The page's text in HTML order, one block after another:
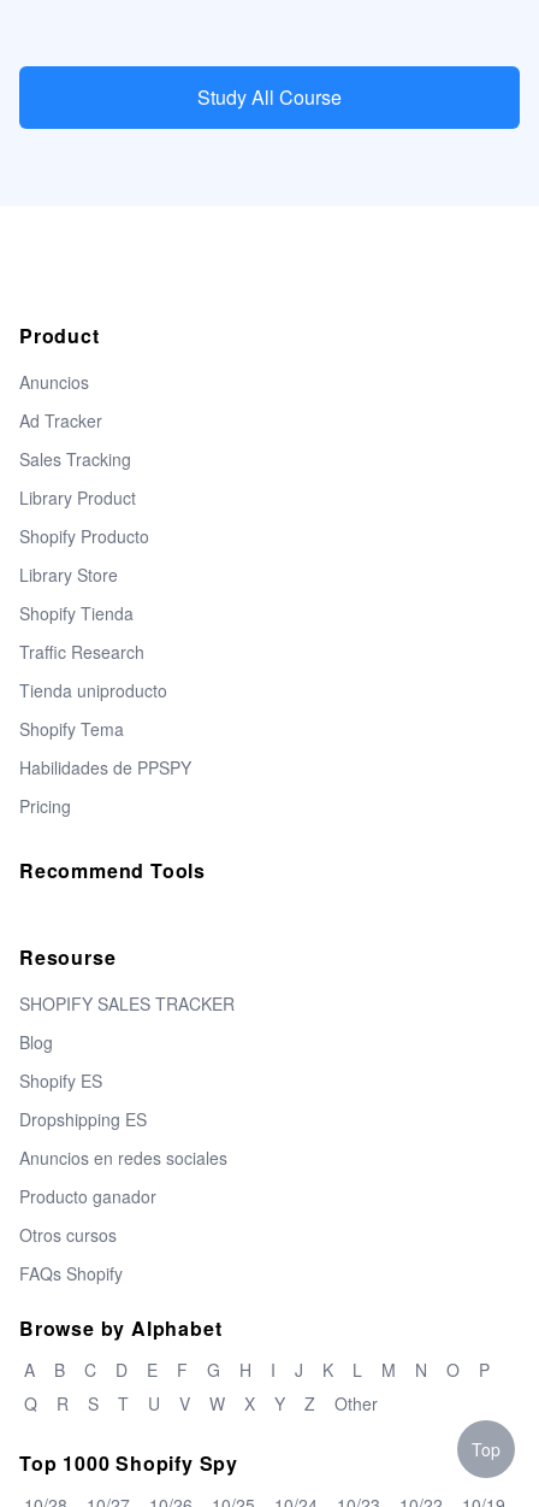
Study All Course
Product
Anuncios
Ad Tracker
Sales Tracking
Library Product
Shopify Producto
Library Store
Shopify Tienda
Traffic Research
Tienda uniproducto
Shopify Tema
Habilidades de PPSPY
Pricing
Recommend Tools
Resourse
SHOPIFY SALES TRACKER
Blog
Shopify ES
Dropshipping ES
Anuncios en redes sociales
Producto ganador
Otros cursos
FAQs Shopify
Browse by Alphabet
A B C D E F G H I J K L M N O
P
Q
R S T U V W X Y Z Other
Top 1000 Shopify Spy Top